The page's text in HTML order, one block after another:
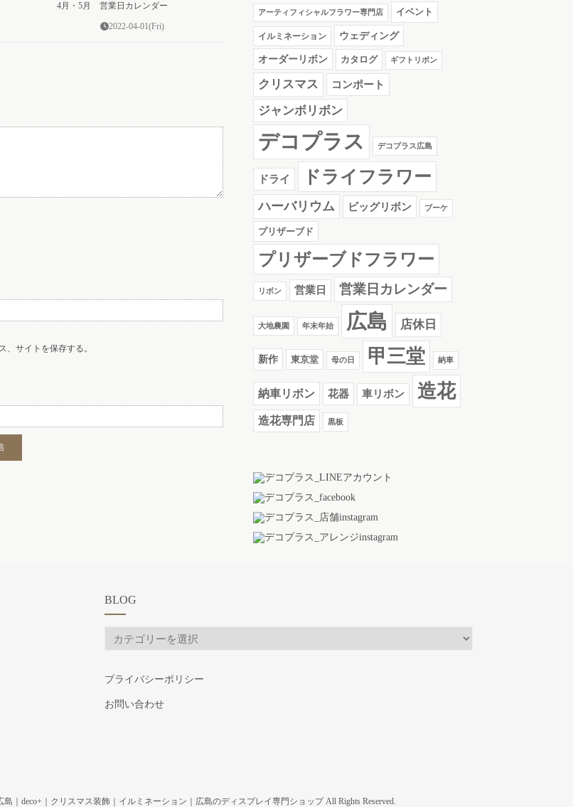
4月・5月 営業日カレンダー
2022-04-01(Fri)
、サイトを保存する。
アーティフィシャルフラワー専門店 イベント
イルミネーション ウェディング
オーダーリボン カタログ ギフトリボン
クリスマス コンポート
ジャンボリボン
デコプラス デコプラス広島
ドライ ドライフラワー
ハーバリウム ビッグリボン ブーケ
プリザーブド
プリザーブドフラワー
リボン 営業日 営業日カレンダー
大地農園 年末年始 広島 店休日
新作 東京堂 母の日 甲三堂 納車
納車リボン 花器 車リボン 造花
造花専門店 黒板
BLOG
BLOG
プライバシーポリシー
お問い合わせ
｜deco+｜クリスマス装飾｜イルミネーション｜広島のディスプレイ専門ショップ All Rights Reserved.